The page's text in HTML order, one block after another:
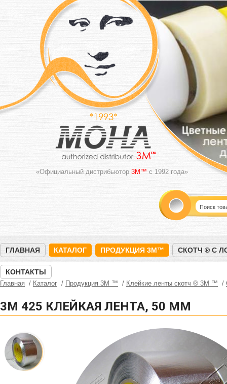
«Официальный дистрибьютор 3M™ с 1992 года»
ГЛАВНАЯ КАТАЛОГ ПРОДУКЦИЯ 3M™ СКОТЧ ® С
КОНТАКТЫ
Главная Каталог Продукция 3M ™ Клейкие ленты скотч ® 3M ™
3M 425 КЛЕЙКАЯ ЛЕНТА, 50 ММ